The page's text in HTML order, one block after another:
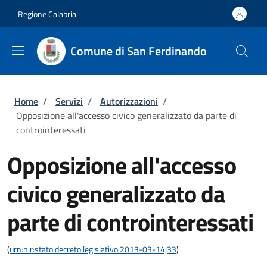
Regione Calabria
Comune di San Ferdinando
Briciole di pane
Home / Servizi / Autorizzazioni /
Opposizione all'accesso civico generalizzato da parte di
controinteressati
Opposizione all'accesso
civico generalizzato da
parte di controinteressati
(urn:nir:stato:decreto.legislativo:2013-03-14;33)